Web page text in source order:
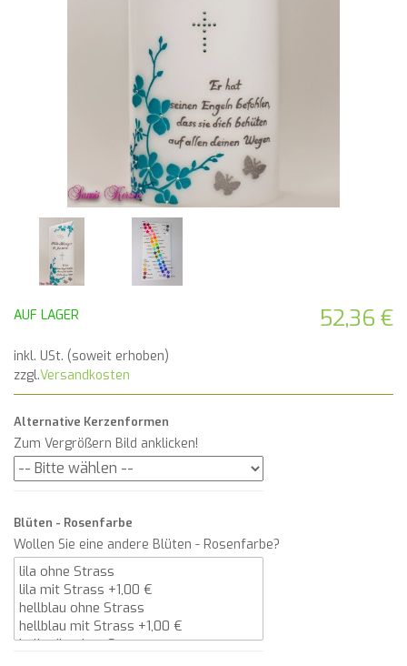
52,36 €
AUF LAGER
inkl. USt. (soweit erhoben)
zzgl.Versandkosten
Alternative Kerzenformen
Zum Vergrößern Bild anklicken!
Blüten - Rosenfarbe
Wollen Sie eine andere Blüten - Rosenfarbe?